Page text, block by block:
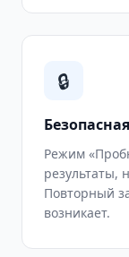
🔒
Режим
результаты,
Повторный
возникает.